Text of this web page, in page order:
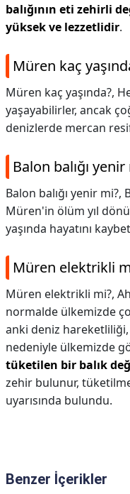
balığının eti zehirli
yüksek ve lezzetlidir.
Müren kaç
Müren kaç yaşında?,
yaşayabilirler, ancak
denizlerde mercan
Balon balığı
Balon balığı yenir mi?,
Müren'in ölüm yıl
yaşında hayatını
Müren elektrikli
Müren elektrikli mi?,
normalde ülkemizde
anki deniz
nedeniyle ülkemizde
tüketilen bir balık
zehir bulunur,
uyarısında bulundu.
Benzer İçerikler